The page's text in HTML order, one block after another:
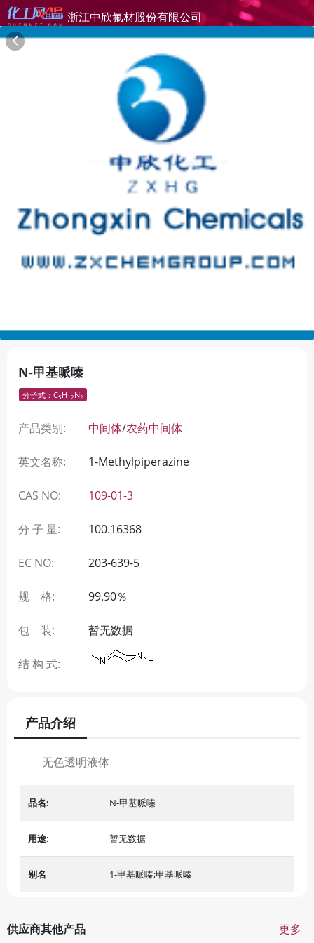
浙江中欣氟材股份有限公司
产品目录 联系方式
浙江中欣氟材股份有限公司
ZHEJIANG ZHONGXIN FLUORINE MATERIAL CO.,LTD
在线询盘
供应商合作
N-甲基哌嗪
分子式：C5H12N2
产品类别: 中间体/农药中间体
英文名称: 1-Methylpiperazine
CAS NO: 109-01-3
分 子 量: 100.16368
EC NO: 203-639-5
规 格: 99.90％
包 装: 暂无数据
结 构 式:
产品介绍
无色透明液体
品名: N-甲基哌嗪
用途: 暂无数据
别名 1-甲基哌嗪;甲基哌嗪
供应商其他产品 更多